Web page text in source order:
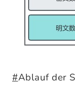
#Ablauf der